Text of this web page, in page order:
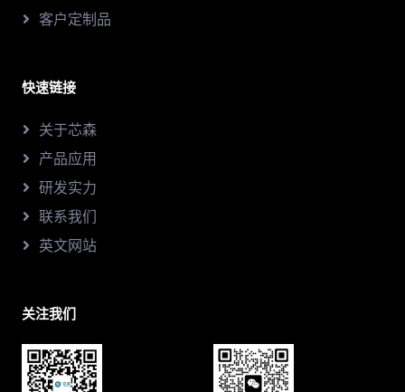
客户定制品
快速链接
关于芯森
产品应用
研发实力
联系我们
英文网站
关注我们